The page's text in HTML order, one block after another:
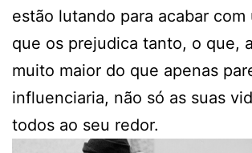
estão lutando para acabar com
que os prejudica tanto, o que,
muito maior do que apenas
influenciaria, não só as suas
todos ao seu redor.